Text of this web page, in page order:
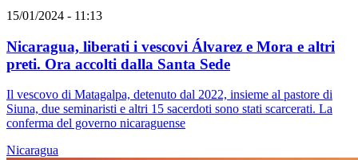
15/01/2024 - 11:13
Nicaragua, liberati i vescovi Álvarez e Mora e altri
preti. Ora accolti dalla Santa Sede
Il vescovo di Matagalpa, detenuto dal 2022, insieme al pastore di
Siuna, due seminaristi e altri 15 sacerdoti sono stati scarcerati. La
conferma del governo nicaraguense
Nicaragua